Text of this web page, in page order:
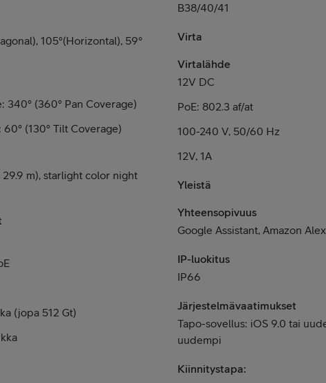
105°(Horizontal), 59°
340° (360° Pan Coverage)
(130° Tilt Coverage)
m), starlight color night
(jopa 512 Gt)
B38/40/41
Virta
Virtalähde
12V DC
PoE: 802.3 af/at
100-240 V, 50/60 Hz
12V, 1A
Yleistä
Yhteensopivuus
Google Assistant, Amazon
IP-luokitus
IP66
Järjestelmävaatimukset
Tapo-sovellus: iOS 9.0 tai
uudempi
Kiinnitystapa: